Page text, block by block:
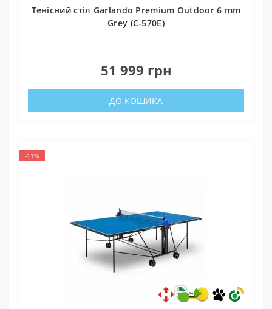
Тенісний стіл Garlando Premium Outdoor 6 mm
Grey (C-570E)
51 999 грн
ДО КОШИКА
-11%